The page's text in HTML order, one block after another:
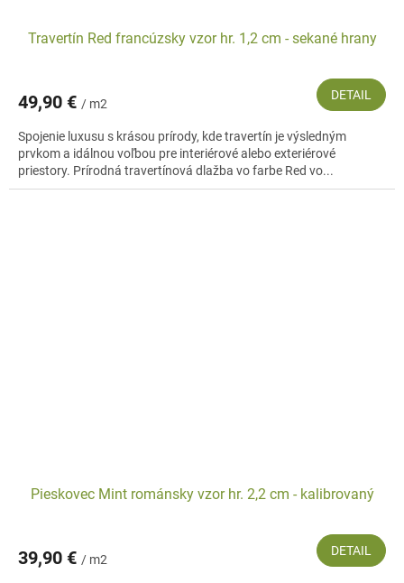
Travertín Red francúzsky vzor hr. 1,2 cm - sekané hrany
49,90 € / m2
DETAIL
Spojenie luxusu s krásou prírody, kde travertín je výsledným
prvkom a idálnou voľbou pre interiérové alebo exteriérové
priestory. Prírodná travertínová dlažba vo farbe Red vo...
Pieskovec Mint románsky vzor hr. 2,2 cm - kalibrovaný
39,90 € / m2
DETAIL